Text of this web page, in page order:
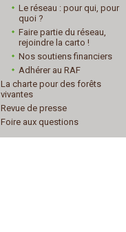
Le réseau : pour qui, pour
quoi ?
Faire partie du réseau,
rejoindre la carto !
Nos soutiens financiers
Adhérer au RAF
La charte pour des forêts
vivantes
Revue de presse
Foire aux questions